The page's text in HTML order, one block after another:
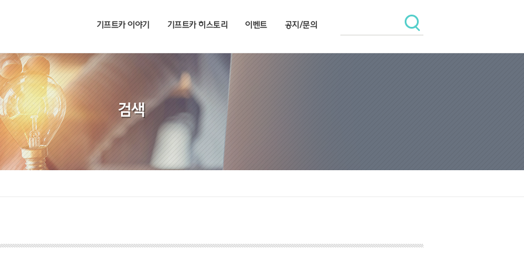
기프트카 이야기 기프트카 히스토리 이벤트 공지/문의
검색